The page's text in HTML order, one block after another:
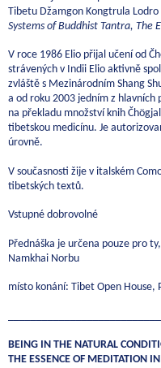
Tibetu Džamgon Kongtrula Lodro
Systems of Buddhist Tantra, The
V roce 1986 Elio přijal učení od
strávených v Indii Elio aktivně
zvláště s Mezinárodním Shang
a od roku 2003 jedním z hlavních
na překladu množství knih
tibetskou medicínu. Je
úrovně.
V současnosti žije v italském
tibetských textů.
Vstupné dobrovolné
Přednáška je určena pouze pro
Namkhai Norbu
místo konání: Tibet Open House,
BEING IN THE NATURAL
THE ESSENCE OF MEDITATION